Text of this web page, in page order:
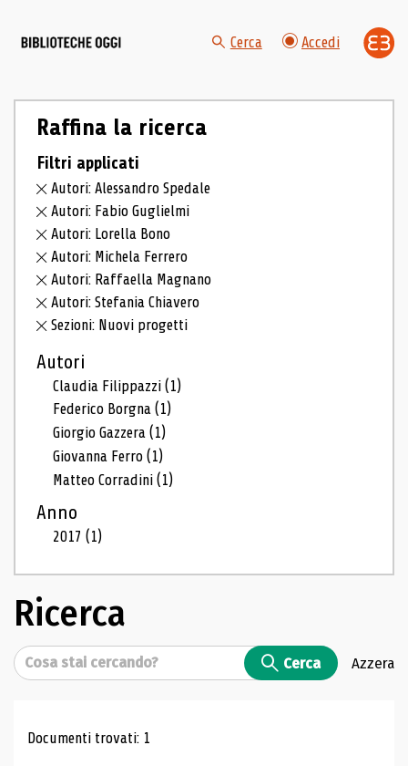
Cerca Accedi
Raffina la ricerca
Filtri applicati
Autori: Alessandro Spedale
Autori: Fabio Guglielmi
Autori: Lorella Bono
Autori: Michela Ferrero
Autori: Raffaella Magnano
Autori: Stefania Chiavero
Sezioni: Nuovi progetti
Autori
Claudia Filippazzi(1)
Federico Borgna(1)
Giorgio Gazzera(1)
Giovanna Ferro(1)
Matteo Corradini(1)
Anno
2017(1)
Ricerca
Cerca Cerca Azzera
Risultati di ricerca
Documenti trovati: 1